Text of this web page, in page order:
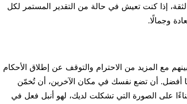
إذا كنت تعيش في حالة من التقدير المستمر لكل
وجمالًا.
مع المزيد من الاحترام والتوقف عن إطلاق الأحكام
أفضل. أن تضع نفسك في مكان الآخرين، أن تُخمّن
على الصورة التي تشكلت لديك، لهو أنبل فعل في